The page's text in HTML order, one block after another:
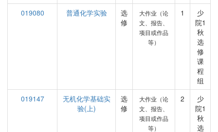
019080
普通化学实验
选
修
大作业（论
文、报告、
项目或作品
等）
1
少
院1
秋
选
修
课
程
组
019147
无机化学基础实
验(上)
选
修
大作业（论
文、报告、
项目或作品
等）
2
少
院1
秋
选